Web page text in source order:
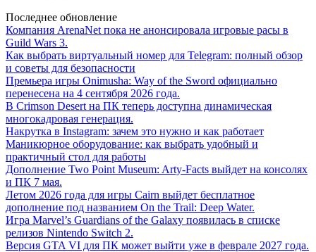
Последнее обновление
Компания ArenaNet пока не анонсировала игровые расы в
Guild Wars 3.
Как выбрать виртуальный номер для Telegram: полный обзор
и советы для безопасности
Премьера игры Onimusha: Way of the Sword официально
перенесена на 4 сентября 2026 года.
В Crimson Desert на ПК теперь доступна динамическая
многокадровая генерация.
Накрутка в Instagram: зачем это нужно и как работает
Маникюрное оборудование: как выбрать удобный и
практичный стол для работы
Дополнение Two Point Museum: Arty-Facts выйдет на консолях
и ПК 7 мая.
Летом 2026 года для игры Cairn выйдет бесплатное
дополнение под названием On the Trail: Deep Water.
Игра Marvel’s Guardians of the Galaxy появилась в списке
релизов Nintendo Switch 2.
Версия GTA VI для ПК может выйти уже в феврале 2027 года.